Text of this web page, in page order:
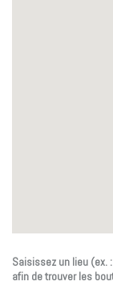
Saisissez un lieu (ex.
afin de trouver les